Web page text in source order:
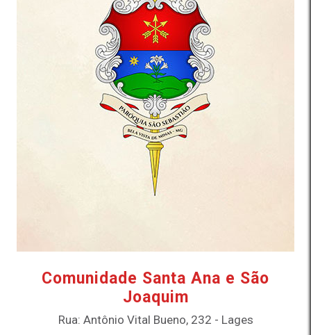
Comunidade Santa Ana e São
Joaquim
Rua: Antônio Vital Bueno, 232 - Lages